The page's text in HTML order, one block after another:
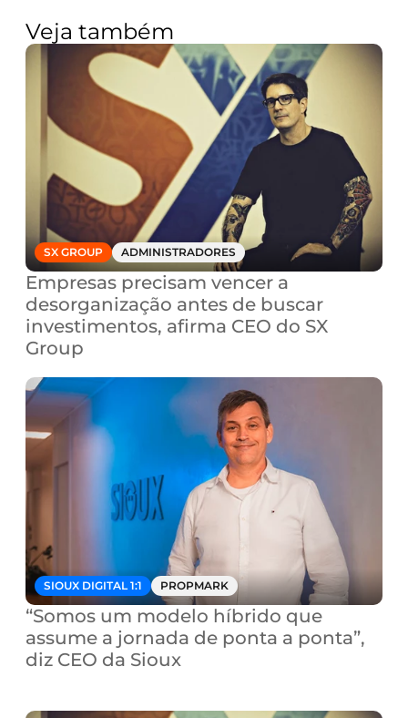
Veja também
SX GROUP ADMINISTRADORES
Empresas precisam vencer a
desorganização antes de buscar
investimentos, afirma CEO do SX
Group
SIOUX DIGITAL 1:1 PROPMARK
“Somos um modelo híbrido que
assume a jornada de ponta a ponta”,
diz CEO da Sioux